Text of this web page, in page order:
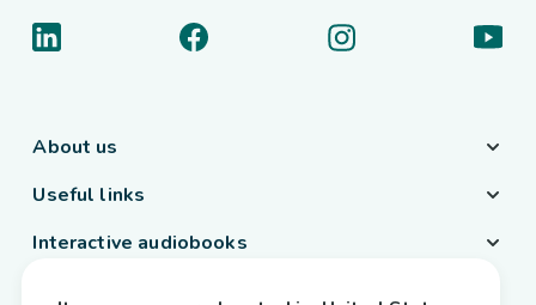
About us
Useful links
Interactive audiobooks